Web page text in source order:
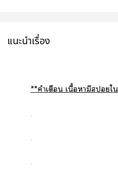
แนะนำเรื่อง
**คำเตือน เนื้อหามีส
.
.
.